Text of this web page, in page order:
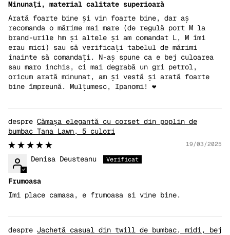
Minunați, material calitate superioară
Arată foarte bine și vin foarte bine, dar aș
recomanda o mărime mai mare (de regulă port M la
brand-urile hm și altele și am comandat L, M îmi
erau mici) sau să verificați tabelul de mărimi
înainte să comandați. N-aș spune ca e bej culoarea
sau maro închis, ci mai degrabă un gri petrol,
oricum arată minunat, am și vestă și arată foarte
bine împreună. Mulțumesc, Ipanomi! ❤️
Cămașa elegantă cu corset din poplin de
bumbac Tana Lawn, 5 culori
19/03/2025
Denisa Deusteanu
Frumoasa
Imi place camasa, e frumoasa si vine bine.
Jachetă casual din twill de bumbac, midi, bej